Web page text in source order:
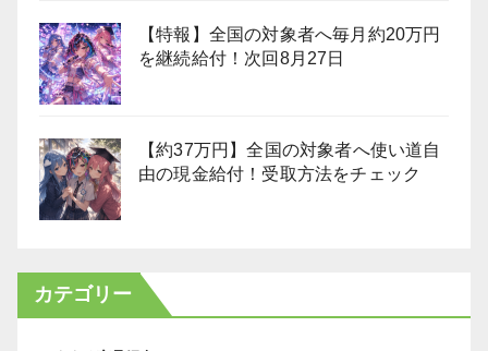
【特報】全国の対象者へ毎月約20万円
を継続給付！次回8月27日
【約37万円】全国の対象者へ使い道自
由の現金給付！受取方法をチェック
カテゴリー